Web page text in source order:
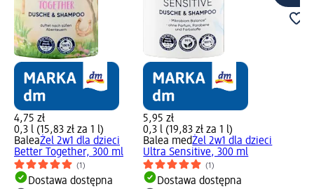
4,75 zł
0,3 l (15,83 zł za 1 l)
BaleaŻel 2w1 dla dzieci
Better Together, 300 ml
(1)
Dostawa dostępna
5,95 zł
0,3 l (19,83 zł za 1 l)
Balea medŻel 2w1 dla dzieci
Ultra Sensitive, 300 ml
(1)
Dostawa dostępna